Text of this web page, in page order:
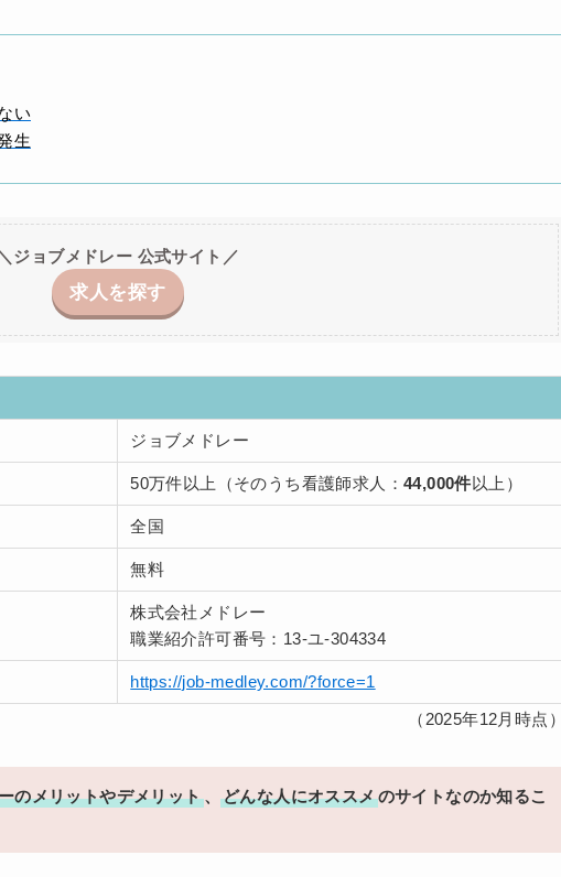
い
生
＼ジョブメドレー 公式サイト／
求人を探す
ジョブメドレー
50万件以上（そのうち看護師求人：44,000件以上）
全国
無料
株式会社メドレー
職業紹介許可番号：13-ユ-304334
https://job-medley.com/?force=1
（2025年12月時点
のメリットやデメリット、 どんな人にオススメのサイトなのか知るこ